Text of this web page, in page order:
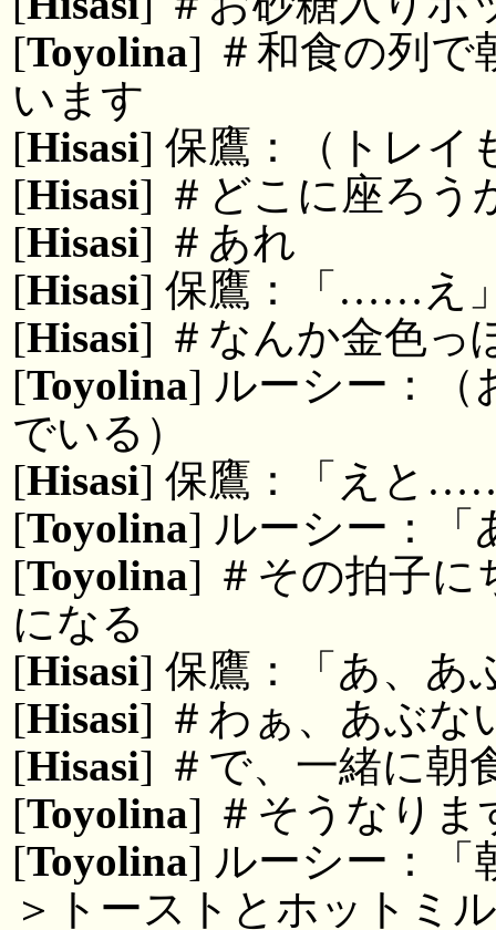
[Toyolina] ＃和食の列で
います
[Hisasi] 保鷹：（トレイ
[Hisasi] ＃どこに座ろう
[Hisasi] ＃あれ
[Hisasi] 保鷹：「……え
[Hisasi] ＃なんか金色っ
[Toyolina] ルーシー：（
でいる）
[Hisasi] 保鷹：「えと
[Toyolina] ルーシー：「
[Toyolina] ＃その拍子に
になる
[Hisasi] 保鷹：「あ、あ
[Hisasi] ＃わぁ、あぶな
[Hisasi] ＃で、一緒に朝
[Toyolina] ＃そうなりま
[Toyolina] ルーシー：「
＞トーストとホットミ